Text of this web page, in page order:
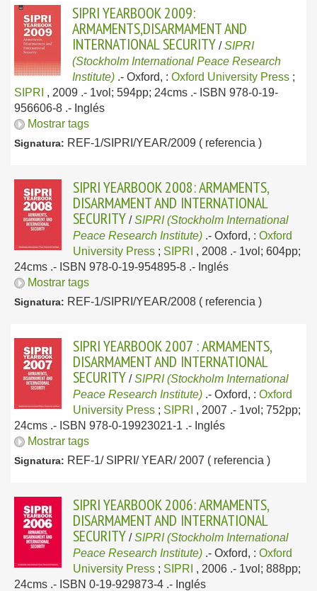
SIPRI YEARBOOK 2009:
ARMAMENTS,DISARMAMENT AND
INTERNATIONAL SECURITY /SIPRI
(Stockholm International Peace Research
Institute) .- Oxford, : Oxford University Press ;
SIPRI , 2009 .- 1vol; 594pp; 24cms .- ISBN 978-0-19-
956606-8 .- Inglés
Mostrar tags
Signatura: REF-1/SIPRI/YEAR/2009 ( referencia )
SIPRI YEARBOOK 2008: ARMAMENTS,
DISARMAMENT AND INTERNATIONAL
SECURITY /SIPRI (Stockholm International
Peace Research Institute) .- Oxford, : Oxford
University Press ; SIPRI , 2008 .- 1vol; 604pp;
24cms .- ISBN 978-0-19-954895-8 .- Inglés
Mostrar tags
Signatura: REF-1/SIPRI/YEAR/2008 ( referencia )
SIPRI YEARBOOK 2007 : ARMAMENTS,
DISARMAMENT AND INTERNATIONAL
SECURITY /SIPRI (Stockholm International
Peace Research Institute) .- Oxford, : Oxford
University Press ; SIPRI , 2007 .- 1vol; 752pp;
24cms .- ISBN 978-0-19923021-1 .- Inglés
Mostrar tags
Signatura: REF-1/ SIPRI/ YEAR/ 2007 ( referencia )
SIPRI YEARBOOK 2006: ARMAMENTS,
DISARMAMENT AND INTERNATIONAL
SECURITY /SIPRI (Stockholm International
Peace Research Institute) .- Oxford, : Oxford
University Press ; SIPRI , 2006 .- 1vol; 888pp;
24cms .- ISBN 0-19-929873-4 .- Inglés